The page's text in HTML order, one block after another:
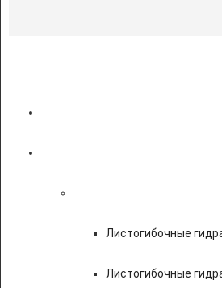
Листогибочные
Листогибочные